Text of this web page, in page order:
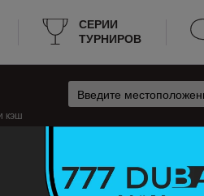
СЕРИИ
ТУРНИРОВ
кэш
Клекхитон